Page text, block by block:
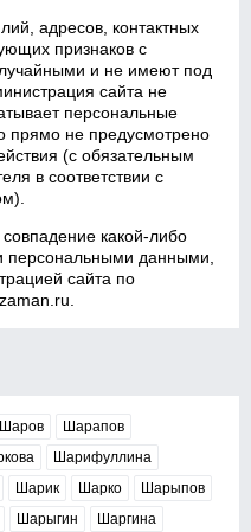
адресов, контактных
признаков с
и не имеют под
сайта не
персональные
прямо не предусмотрено
(с обязательным
в соответствии с
какой‑либо
данными,
сайта по
Шаров
Шарапов
Шарифуллина
Шарик Шарко
Шарыпов
Шарыгин Шаргина